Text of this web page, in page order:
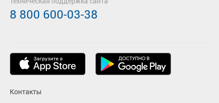
Контакты
8 800 600-03-38